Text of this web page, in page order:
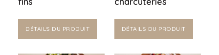
DÉTAILS DU PRODUIT DÉTAILS DU PRODUIT